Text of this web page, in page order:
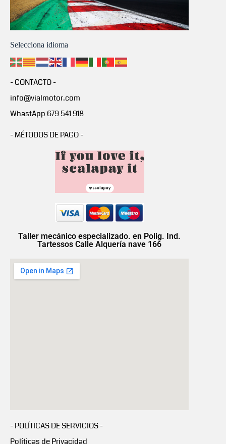
Selecciona idioma
- CONTACTO -
info@vialmotor.com
WhastApp 679 541 918
- MÉTODOS DE PAGO -
Taller mecánico especializado. en Polig. Ind.
Tartessos Calle Alquería nave 166
- POLÍTICAS DE SERVICIOS -
Políticas de Privacidad